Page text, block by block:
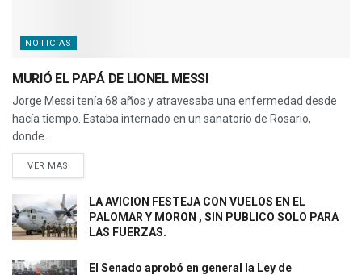
NOTICIAS
MURIÓ EL PAPÁ DE LIONEL MESSI
Jorge Messi tenía 68 años y atravesaba una enfermedad desde
hacía tiempo. Estaba internado en un sanatorio de Rosario,
donde...
VER MAS
LA AVICION FESTEJA CON VUELOS EN EL
PALOMAR Y MORON , SIN PUBLICO SOLO PARA
LAS FUERZAS.
El Senado aprobó en general la Ley de